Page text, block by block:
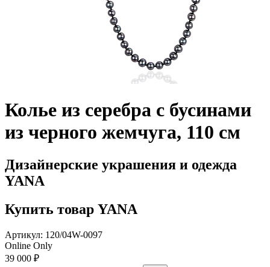
Колье из серебра с бусинами
из черного жемчуга, 110 см
Дизайнерские украшения и одежда
YANA
Купить товар YANA
Артикул: 120/04W-0097
Online Only
39 000 ₽